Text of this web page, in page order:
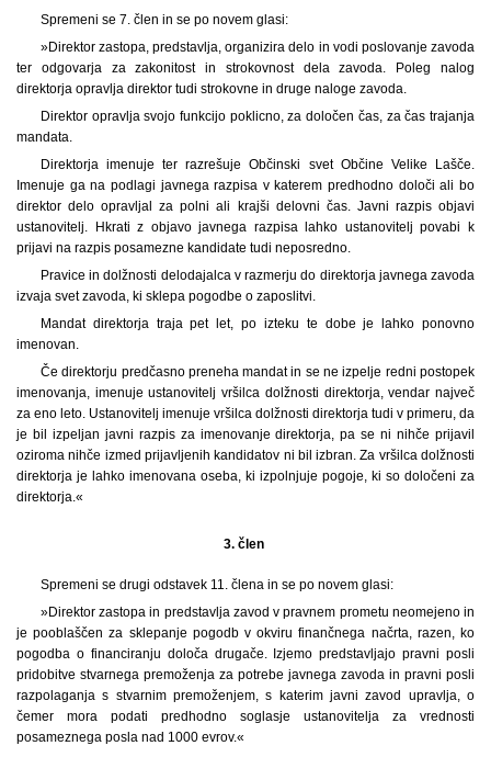
Spremeni se 7. člen in se po novem glasi:
»Direktor zastopa, predstavlja, organizira delo in vodi poslovanje zavoda
ter odgovarja za zakonitost in strokovnost dela zavoda. Poleg nalog
direktorja opravlja direktor tudi strokovne in druge naloge zavoda.
Direktor opravlja svojo funkcijo poklicno, za določen čas, za čas trajanja
mandata.
Direktorja imenuje ter razrešuje Občinski svet Občine Velike Lašče.
Imenuje ga na podlagi javnega razpisa v katerem predhodno določi ali bo
direktor delo opravljal za polni ali krajši delovni čas. Javni razpis objavi
ustanovitelj. Hkrati z objavo javnega razpisa lahko ustanovitelj povabi k
prijavi na razpis posamezne kandidate tudi neposredno.
Pravice in dolžnosti delodajalca v razmerju do direktorja javnega zavoda
izvaja svet zavoda, ki sklepa pogodbe o zaposlitvi.
Mandat direktorja traja pet let, po izteku te dobe je lahko ponovno
imenovan.
Če direktorju predčasno preneha mandat in se ne izpelje redni postopek
imenovanja, imenuje ustanovitelj vršilca dolžnosti direktorja, vendar največ
za eno leto. Ustanovitelj imenuje vršilca dolžnosti direktorja tudi v primeru, da
je bil izpeljan javni razpis za imenovanje direktorja, pa se ni nihče prijavil
oziroma nihče izmed prijavljenih kandidatov ni bil izbran. Za vršilca dolžnosti
direktorja je lahko imenovana oseba, ki izpolnjuje pogoje, ki so določeni za
direktorja.«
3. člen
Spremeni se drugi odstavek 11. člena in se po novem glasi:
»Direktor zastopa in predstavlja zavod v pravnem prometu neomejeno in
je pooblaščen za sklepanje pogodb v okviru finančnega načrta, razen, ko
pogodba o financiranju določa drugače. Izjemo predstavljajo pravni posli
pridobitve stvarnega premoženja za potrebe javnega zavoda in pravni posli
razpolaganja s stvarnim premoženjem, s katerim javni zavod upravlja, o
čemer mora podati predhodno soglasje ustanovitelja za vrednosti
posameznega posla nad 1000 evrov.«